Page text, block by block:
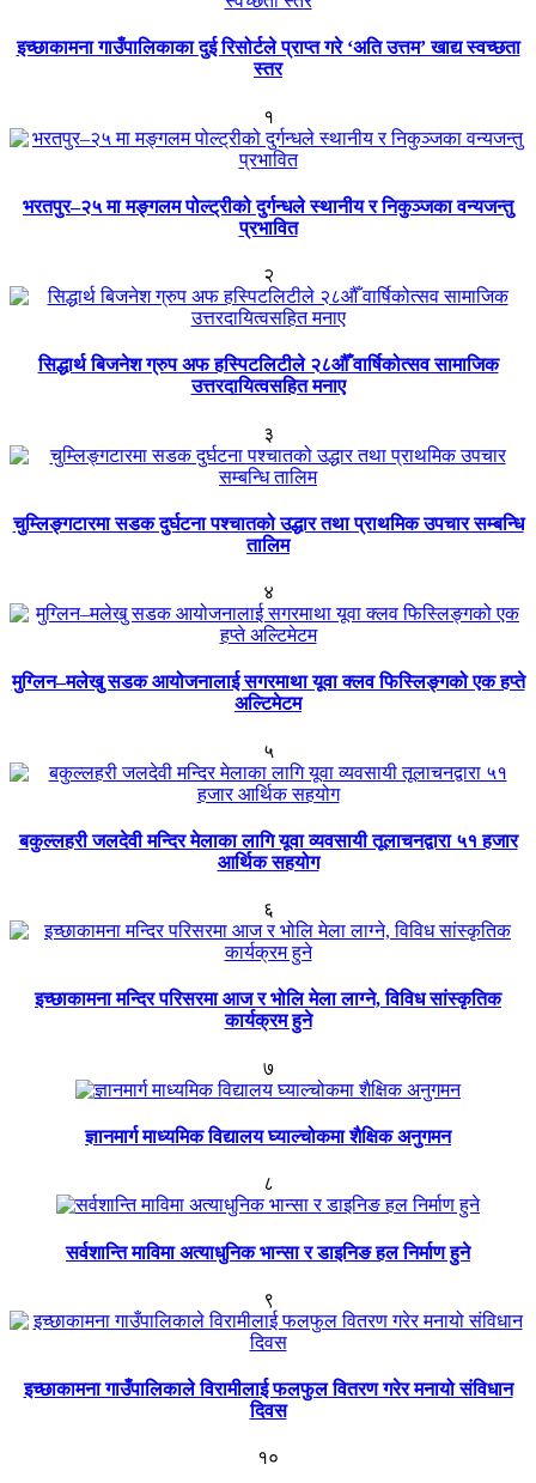
इच्छाकामना गाउँपालिकाका दुई रिसोर्टले प्राप्त गरे ‘अति उत्तम’ खाद्य स्वच्छता
स्तर
१
भरतपुर–२५ मा मङ्गलम पोल्ट्रीको दुर्गन्धले स्थानीय र निकुञ्जका वन्यजन्तु
प्रभावित
२
सिद्धार्थ बिजनेश ग्रुप अफ हस्पिटलिटीले २८औँ वार्षिकोत्सव सामाजिक
उत्तरदायित्वसहित मनाए
३
चुम्लिङ्गटारमा सडक दुर्घटना पश्चातको उद्धार तथा प्राथमिक उपचार सम्बन्धि
तालिम
४
मुग्लिन–मलेखु सडक आयोजनालाई सगरमाथा यूवा क्लव फिस्लिङ्गको एक हप्ते
अल्टिमेटम
५
बकुल्लहरी जलदेवी मन्दिर मेलाका लागि यूवा व्यवसायी तूलाचनद्वारा ५१ हजार
आर्थिक सहयोग
६
इच्छाकामना मन्दिर परिसरमा आज र भोलि मेला लाग्ने, विविध सांस्कृतिक
कार्यक्रम हुने
७
ज्ञानमार्ग माध्यमिक विद्यालय घ्याल्चोकमा शैक्षिक अनुगमन
८
सर्वशान्ति माविमा अत्याधुनिक भान्सा र डाइनिङ हल निर्माण हुने
९
इच्छाकामना गाउँपालिकाले विरामीलाई फलफुल वितरण गरेर मनायो संविधान
दिवस
१०